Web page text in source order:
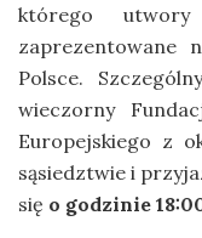
którego
zaprezentowane
Polsce.
wieczorny
Europejskiego z
sąsiedztwie i
się o godzinie